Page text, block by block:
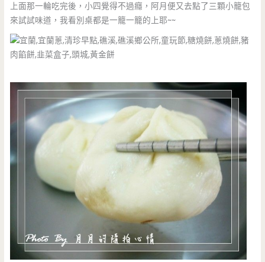
上面那一輪吃完後，小四覺得不過癮，阿月便又去點了三顆小籠包
來試試味道，我看別桌都是一籠一籠的上耶~~